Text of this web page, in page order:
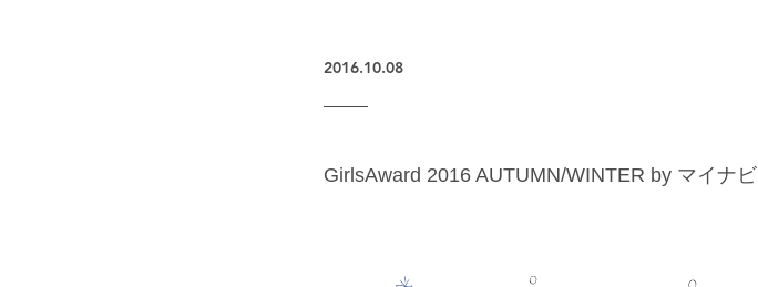
2016.10.08
GirlsAward 2016 AUTUMN/WINTER by マイナビ